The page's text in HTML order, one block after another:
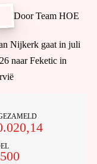
Door Team HOE
Nijkerk gaat in juli
naar Feketic in